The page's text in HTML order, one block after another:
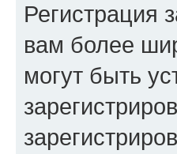
Регистрация
вам более
могут быть